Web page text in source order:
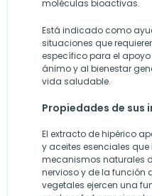
moléculas bioactivas.
Está indicado como
situaciones que
específico para el
ánimo y al bienestar
vida saludable.
Propiedades de sus
El extracto de hipérico
y aceites esenciales que
mecanismos naturales
nervioso y de la función
vegetales ejercen una